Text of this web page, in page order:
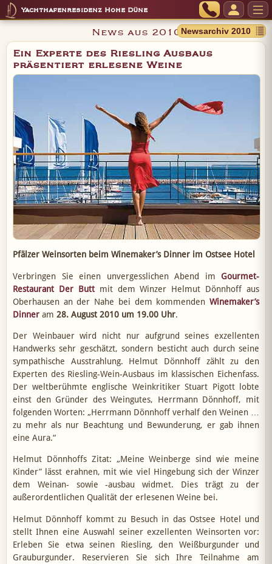
Yachthafenresidenz Hohe Düne
News aus 2010
Ein Experte des Riesling Ausbaus
präsentiert erlesene Weine
Pfälzer Weinsorten beim Winemaker’s Dinner im Ostsee Hotel
Verbringen Sie einen unvergesslichen Abend im Gourmet-
Restaurant Der Buttmit dem Winzer Helmut Dönnhoff aus
Oberhausen an der Nahe bei dem kommenden Winemaker’s
Dinner am 28. August 2010 um 19.00 Uhr.
Der Weinbauer wird nicht nur aufgrund seines exzellenten
Handwerks sehr geschätzt, sondern besticht auch durch seine
sympathische Ausstrahlung. Helmut Dönnhoff zählt zu den
Experten des Riesling-Wein-Ausbaus im klassischen Eichenfass.
Der weltberühmte englische Weinkritiker Stuart Pigott lobte
einst den Gründer des Weingutes, Herrmann Dönnhoff, mit
folgenden Worten: „Herrmann Dönnhoff verhalf den Weinen …
zu mehr als nur Beachtung und Bewunderung, er gab ihnen
eine Aura.“
Helmut Dönnhoffs Zitat: „Meine Weinberge sind wie meine
Kinder” lässt erahnen, mit wie viel Hingebung sich der Winzer
dem Weinan- sowie -ausbau widmet. Dies trägt zu der
außerordentlichen Qualität der erlesenen Weine bei.
Helmut Dönnhoff kommt zu Besuch in das Ostsee Hotel und
stellt Ihnen eine Auswahl seiner exzellenten Weinsorten vor:
Erleben Sie etwa seinen Riesling, den Weißburgunder und
Grauburgunder. Reservieren Sie sich Ihre Teilnahme am